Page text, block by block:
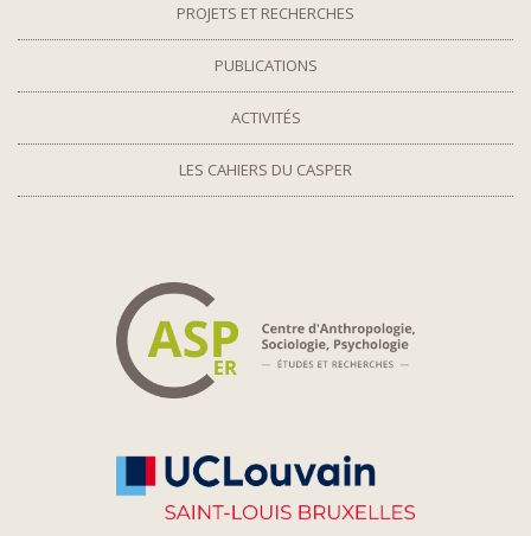
PROJETS ET RECHERCHES
PUBLICATIONS
ACTIVITÉS
LES CAHIERS DU CASPER